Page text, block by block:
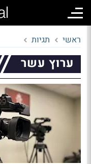
ראשי תגיות
ערוץ עשר